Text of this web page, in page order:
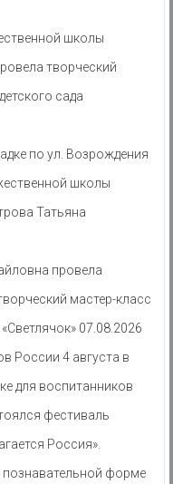
школы
творческий
сада
по ул. Возрождения
школы
Татьяна
провела
мастер-класс
07.08.2026
России 4 августа в
для воспитанников
фестиваль
Россия».
форме